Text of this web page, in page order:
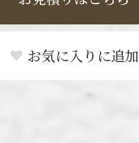
お気に入りに追加